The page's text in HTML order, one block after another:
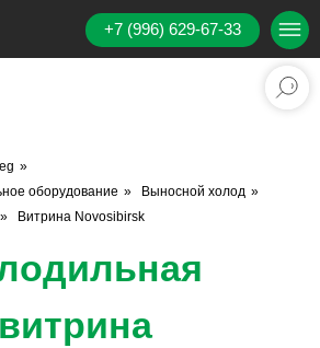
+7 (996) 629-67-33
»
оборудование » Выносной холод »
» Витрина Novosibirsk
витрина